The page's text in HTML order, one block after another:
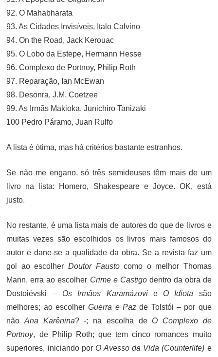
92. O Mahabharata
93. As Cidades Invisíveis, Italo Calvino
94. On the Road, Jack Kerouac
95. O Lobo da Estepe, Hermann Hesse
96. Complexo de Portnoy, Philip Roth
97. Reparação, Ian McEwan
98. Desonra, J.M. Coetzee
99. As Irmãs Makioka, Junichiro Tanizaki
100 Pedro Páramo, Juan Rulfo
A lista é ótima, mas há critérios bastante estranhos.
Se não me engano, só três semideuses têm mais de um
livro na lista: Homero, Shakespeare e Joyce. OK, está
justo.
No restante, é uma lista mais de autores do que de livros e
muitas vezes são escolhidos os livros mais famosos do
autor e dane-se a qualidade da obra. Se a revista faz um
gol ao escolher Doutor Faustocomo o melhor Thomas
Mann, erra ao escolher Crime e Castigo dentro da obra de
Dostoiévski – Os Irmãos Karamázovi e O Idiota são
melhores; ao escolherGuerra e Paz de Tolstói – por que
nãoAna Karênina? -; na escolha de O Complexo de
Portnoy, de Philip Roth; que tem cinco romances muito
superiores, iniciando por O Avesso da Vida (Counterlife) e